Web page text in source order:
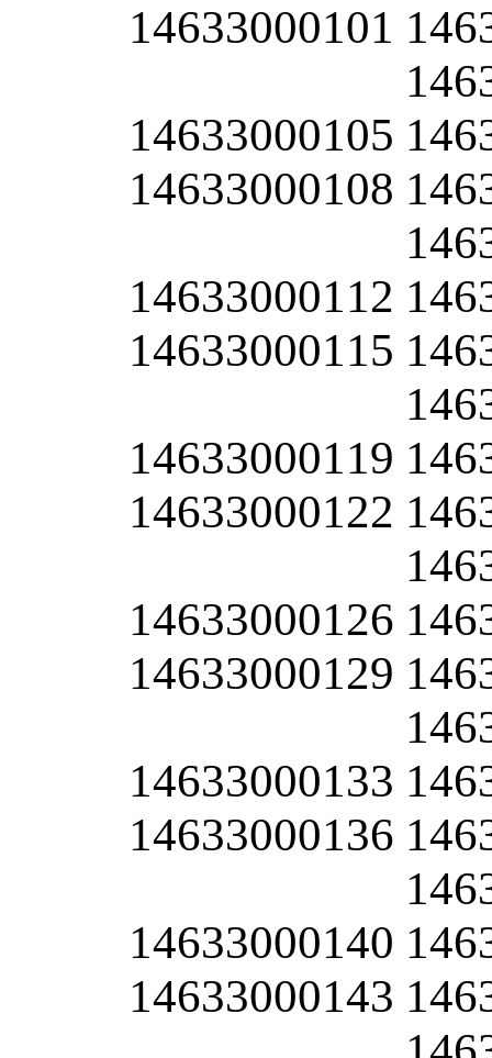
14633000101
14633000105
14633000108
14633000112
14633000115
14633000119
14633000122
14633000126
14633000129
14633000133
14633000136
14633000140
14633000143